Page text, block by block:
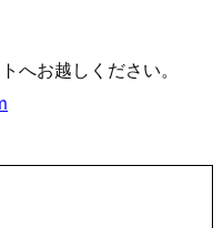
へお越しください。